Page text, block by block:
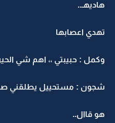
اعصابها
: حبيبتي ،، اهم شي
: مستحييل يطلقني
قاال..